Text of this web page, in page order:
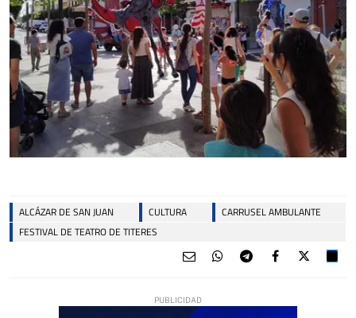
ALCÁZAR DE SAN JUAN CULTURA
CARRUSEL AMBULANTE
FESTIVAL DE TEATRO DE TITERES